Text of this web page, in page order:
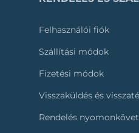
Felhasználói fiók
Szállítási módok
Fizetési módok
Visszaküldés és
Rendelés